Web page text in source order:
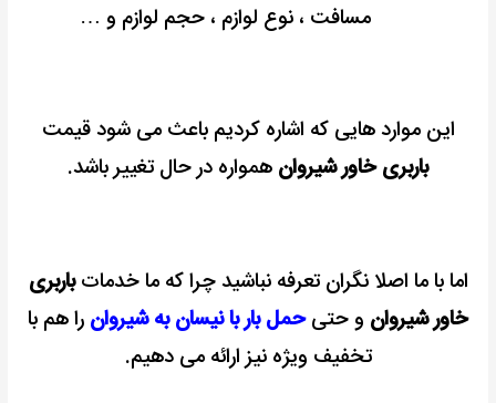
مسافت ، نوع لوازم ، حجم لوازم و …
این موارد هایی که اشاره کردیم باعث می شود قیمت
باربری خاور شیروان همواره در حال تغییر باشد.
اما با ما اصلا نگران تعرفه نباشید چرا که ما خدماتباربری
خاور شیروان و حتیحمل بار با نیسان به شیروان را هم با
تخفیف ویژه نیز ارائه می دهیم.